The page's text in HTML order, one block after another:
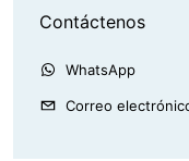
Contáctenos
WhatsApp
Correo